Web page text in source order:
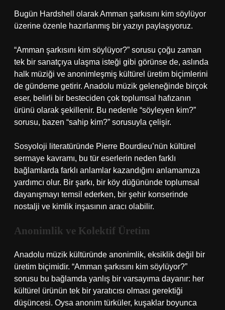
Bugün Hardshell olarak Amman şarkısını kim söylüyor
üzerine özenle hazırlanmış bir yazıyı paylaşıyoruz.
“Amman şarkısını kim söylüyor?” sorusu çoğu zaman
tek bir sanatçıya ulaşma isteği gibi görünse de, aslında
halk müziği ve anonimleşmiş kültürel üretim biçimlerini
de gündeme getirir. Anadolu müzik geleneğinde birçok
eser, belirli bir besteciden çok toplumsal hafızanın
ürünü olarak şekillenir. Bu nedenle “söyleyen kim?”
sorusu, bazen “sahip kim?” sorusuyla çelişir.
Sosyoloji literatüründe Pierre Bourdieu’nün kültürel
sermaye kavramı, bu tür eserlerin neden farklı
bağlamlarda farklı anlamlar kazandığını anlamamıza
yardımcı olur. Bir şarkı, bir köy düğününde toplumsal
dayanışmayı temsil ederken, bir şehir konserinde
nostalji ve kimlik inşasının aracı olabilir.
Anonimlik ve Kolektif Üretim
Anadolu müzik kültüründe anonimlik, eksiklik değil bir
üretim biçimidir. “Amman şarkısını kim söylüyor?”
sorusu bu bağlamda yanlış bir varsayıma dayanır: her
kültürel ürünün tek bir yaratıcısı olması gerektiği
düşüncesi. Oysa anonim türküler, kuşaklar boyunca